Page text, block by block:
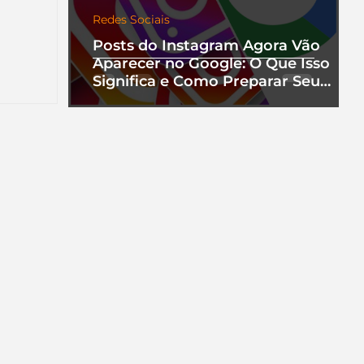
Posts do Instagram Agora Vão
Aparecer no Google: O Que Isso
Significa e Como Preparar Seu
Perfil
Redes Sociais